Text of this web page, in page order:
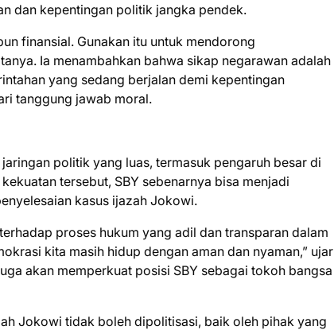
dan kepentingan politik jangka pendek.
finansial. Gunakan itu untuk mendorong
Ia menambahkan bahwa sikap negarawan adalah
yang sedang berjalan demi kepentingan
tanggung jawab moral.
politik yang luas, termasuk pengaruh besar di
tersebut, SBY sebenarnya bisa menjadi
kasus ijazah Jokowi.
proses hukum yang adil dan transparan dalam
kita masih hidup dengan aman dan nyaman,” ujar
akan memperkuat posisi SBY sebagai tokoh bangsa
Jokowi tidak boleh dipolitisasi, baik oleh pihak yang